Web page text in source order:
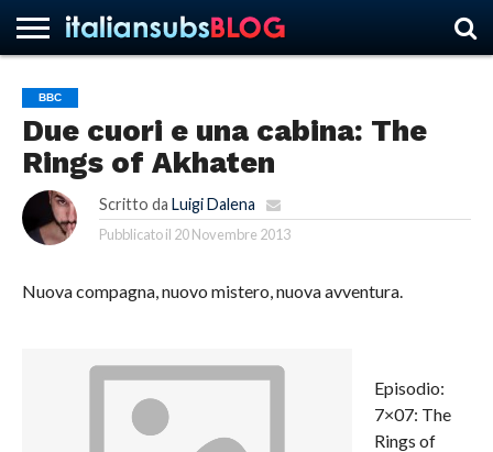
HOME
NEWS
ASCOLTI
RECENSIONI
INTERVISTE
CURIOSITÀ
CHI
SIAMO
CONTATTACI
FORUM
ITALIANSUBS
BBC
Due cuori e una cabina: The
Rings of Akhaten
Scritto da Luigi Dalena
Pubblicato il 20 Novembre 2013
Nuova compagna, nuovo mistero, nuova avventura.
Episodio:
7×07: The
Rings of